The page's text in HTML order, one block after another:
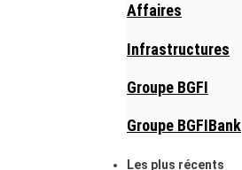
Affaires
Infrastructures
Groupe BGFI
Groupe BGFIBank
Les plus récents